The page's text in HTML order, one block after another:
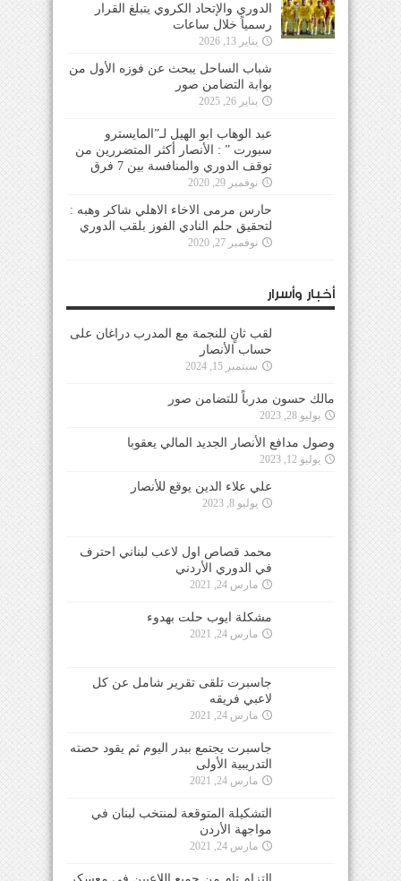
الدوري والإتحاد الكروي يتبلغ القرار
رسمياً خلال ساعات
يناير 13, 2026
شباب الساحل يبحث عن فوزه الأول من
بوابة التضامن صور
يناير 26, 2025
عبد الوهاب ابو الهيل لـ”المايسترو
سبورت ” : الأنصار أكثر المتضررين من
توقف الدوري والمنافسة بين 7 فرق
نوفمبر 29, 2020
حارس مرمى الاخاء الاهلي شاكر وهبه :
لتحقيق حلم النادي الفوز بلقب الدوري
نوفمبر 27, 2020
أخبار وأسرار
لقب ثانٍ للنجمة مع المدرب دراغان على
حساب الأنصار
سبتمبر 15, 2024
مالك حسون مدرباً للتضامن صور
يوليو 28, 2023
وصول مدافع الأنصار الجديد المالي يعقوبا
يوليو 12, 2023
علي علاء الدين يوقع للأنصار
يوليو 8, 2023
محمد قصاص اول لاعب لبناني احترف
في الدوري الأردني
مارس 24, 2021
مشكلة ايوب حلت بهدوء
مارس 24, 2021
جاسبرت تلقى تقرير شامل عن كل
لاعبي فريقه
مارس 24, 2021
جاسبرت يجتمع ببدر اليوم ثم يقود حصته
التدريبية الأولى
مارس 24, 2021
التشكيلة المتوقعة لمنتخب لبنان في
مواجهة الأردن
مارس 24, 2021